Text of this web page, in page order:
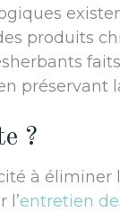
produits
préservant
?
à éliminer
l’entretien